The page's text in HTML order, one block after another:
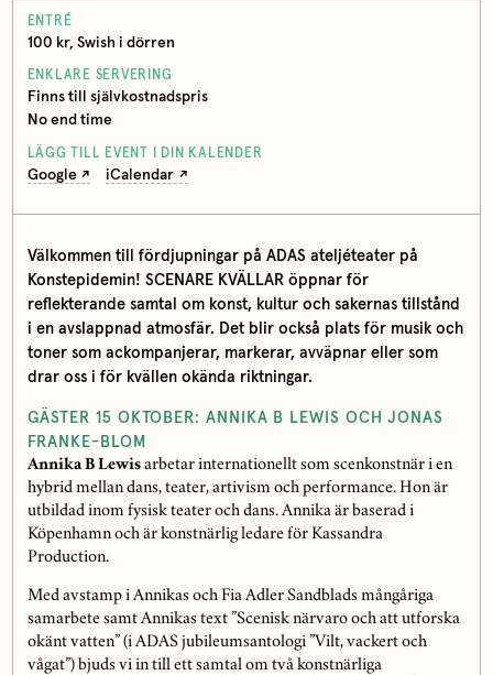
ENTRÉ
100 kr, Swish i dörren
ENKLARE SERVERING
Finns till självkostnadspris
No end time
LÄGG TILL EVENT I DIN KALENDER
Google iCalendar
Välkommen till fördjupningar på ADAS ateljéteater på
Konstepidemin! SCENARE KVÄLLAR öppnar för
reflekterande samtal om konst, kultur och sakernas tillstånd
i en avslappnad atmosfär. Det blir också plats för musik och
toner som ackompanjerar, markerar, avväpnar eller som
drar oss i för kvällen okända riktningar.
GÄSTER 15 OKTOBER: ANNIKA B LEWIS OCH JONAS
FRANKE-BLOM
Annika B Lewis arbetar internationellt som scenkonstnär i en
hybrid mellan dans, teater, artivism och performance. Hon är
utbildad inom fysisk teater och dans. Annika är baserad i
Köpenhamn och är konstnärlig ledare för Kassandra
Production.
Med avstamp i Annikas och Fia Adler Sandblads mångåriga
samarbete samt Annikas text ”Scenisk närvaro och att utforska
okänt vatten” (i ADAS jubileumsantologi ”Vilt, vackert och
vågat”) bjuds vi in till ett samtal om två konstnärliga